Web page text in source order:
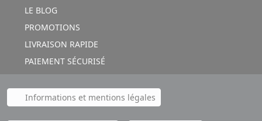
LE BLOG
PROMOTIONS
LIVRAISON RAPIDE
PAIEMENT SÉCURISÉ
Informations et mentions légales